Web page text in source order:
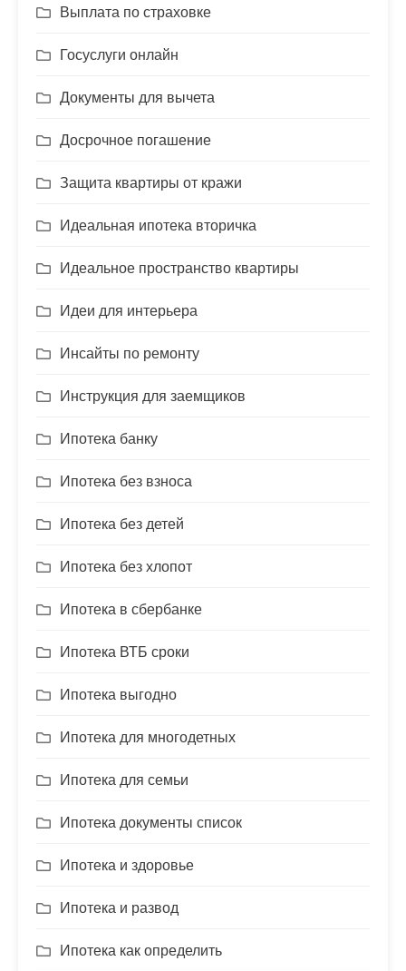
Выплата по страховке
Госуслуги онлайн
Документы для вычета
Досрочное погашение
Защита квартиры от кражи
Идеальная ипотека вторичка
Идеальное пространство квартиры
Идеи для интерьера
Инсайты по ремонту
Инструкция для заемщиков
Ипотека банку
Ипотека без взноса
Ипотека без детей
Ипотека без хлопот
Ипотека в сбербанке
Ипотека ВТБ сроки
Ипотека выгодно
Ипотека для многодетных
Ипотека для семьи
Ипотека документы список
Ипотека и здоровье
Ипотека и развод
Ипотека как определить